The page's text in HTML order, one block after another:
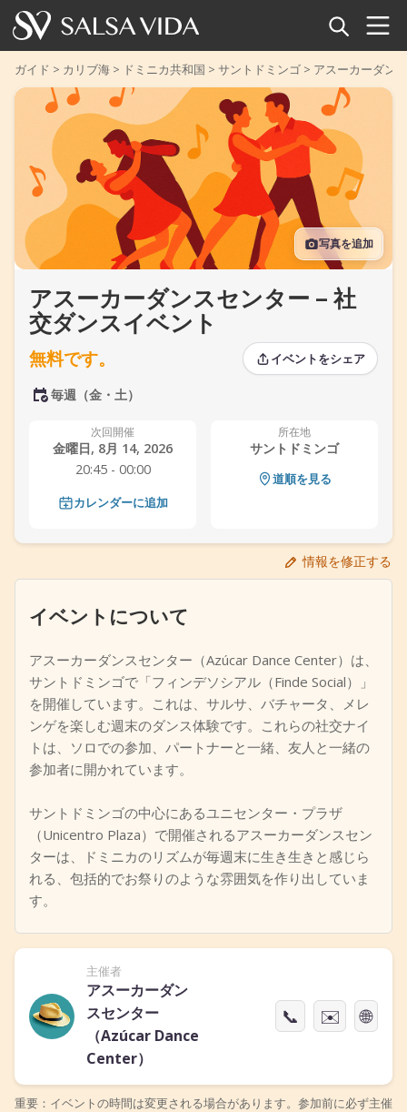
ホーム
イベント
ニュース
記事
動画
サルサ用語集
ショップ
TuneTempo
イベントを追加
ガイド > カリブ海 > ドミニカ共和国 > サントドミンゴ > アスーカーダン
写真を追加
アスーカーダンスセンター – 社
交ダンスイベント
無料です。 イベントをシェア
毎週（金・土）
次回開催
金曜日, 8月 14, 2026
20:45 - 00:00
カレンダーに追加
所在地
サントドミンゴ
道順を見る
情報を修正する
イベントについて
アスーカーダンスセンター（Azúcar Dance Center）は、
サントドミンゴで「フィンデソシアル（Finde Social）」
を開催しています。これは、サルサ、バチャータ、メレ
ンゲを楽しむ週末のダンス体験です。これらの社交ナイ
トは、ソロでの参加、パートナーと一緒、友人と一緒の
参加者に開かれています。
サントドミンゴの中心にあるユニセンター・プラザ
（Unicentro Plaza）で開催されるアスーカーダンスセン
ターは、ドミニカのリズムが毎週末に生き生きと感じら
れる、包括的でお祭りのような雰囲気を作り出していま
す。
主催者
アスーカーダン
スセンター
（Azúcar Dance
Center）
📞 ✉️ 🌐
重要：イベントの時間は変更される場合があります。参加前に必ず主催